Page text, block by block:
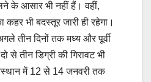
के आसार भी नहीं हैं। वहीं,
भी बदस्तूर जारी ही रहेगा।
तीन दिनों तक मध्य और पूर्वी
से तीन डिग्री की गिरावट भी
में 12 से 14 जनवरी तक